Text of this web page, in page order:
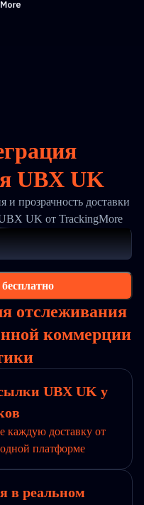
UBX UK
и прозрачность доставки
UK от TrackingMore
отслеживания
коммерции
UBX UK у
каждую доставку от
платформе
в реальном